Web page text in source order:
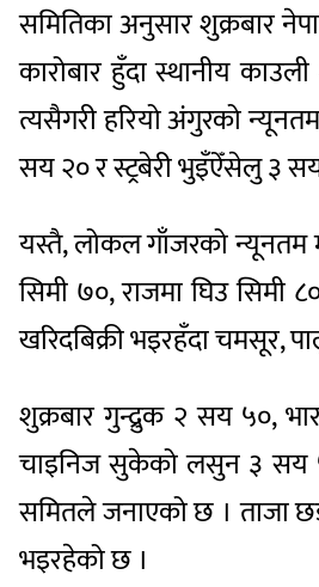
समितिका अनुसार शुक्रबार
कारोबार हुँदा स्थानीय
त्यसैगरी हरियो अंगुरको
सय २० र स्ट्रबेरी भुइँऐँसेलु ३
यस्तै, लोकल गाँजरको न्यूनतम
सिमी ७०, राजमा घिउ सिमी
खरिदबिक्री भइरहँदा चमसूर,
शुक्रबार गुन्द्रुक २ सय ५०,
चाइनिज सुकेको लसुन ३ सय
समितले जनाएको छ । ताजा
भइरहेको छ ।